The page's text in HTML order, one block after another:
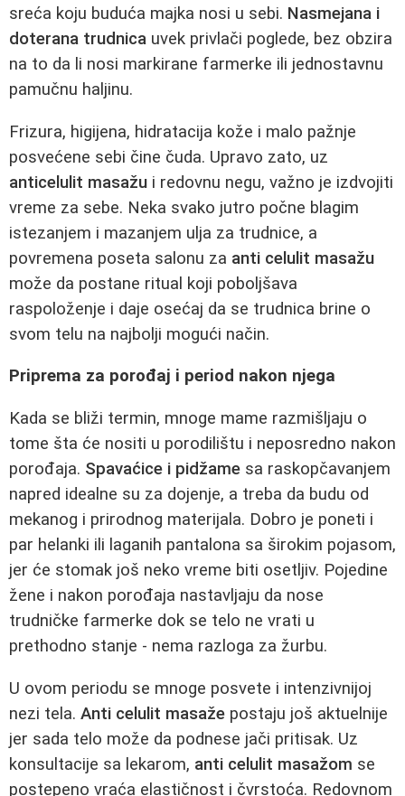
sreća koju buduća majka nosi u sebi. Nasmejana i
doterana trudnica uvek privlači poglede, bez obzira
na to da li nosi markirane farmerke ili jednostavnu
pamučnu haljinu.
Frizura, higijena, hidratacija kože i malo pažnje
posvećene sebi čine čuda. Upravo zato, uz
anticelulit masažu i redovnu negu, važno je izdvojiti
vreme za sebe. Neka svako jutro počne blagim
istezanjem i mazanjem ulja za trudnice, a
povremena poseta salonu za anti celulit masažu
može da postane ritual koji poboljšava
raspoloženje i daje osećaj da se trudnica brine o
svom telu na najbolji mogući način.
Priprema za porođaj i period nakon njega
Kada se bliži termin, mnoge mame razmišljaju o
tome šta će nositi u porodilištu i neposredno nakon
porođaja. Spavaćice i pidžame sa raskopčavanjem
napred idealne su za dojenje, a treba da budu od
mekanog i prirodnog materijala. Dobro je poneti i
par helanki ili laganih pantalona sa širokim pojasom,
jer će stomak još neko vreme biti osetljiv. Pojedine
žene i nakon porođaja nastavljaju da nose
trudničke farmerke dok se telo ne vrati u
prethodno stanje - nema razloga za žurbu.
U ovom periodu se mnoge posvete i intenzivnijoj
nezi tela. Anti celulit masaže postaju još aktuelnije
jer sada telo može da podnese jači pritisak. Uz
konsultacije sa lekarom, anti celulit masažom se
postepeno vraća elastičnost i čvrstoća. Redovnom